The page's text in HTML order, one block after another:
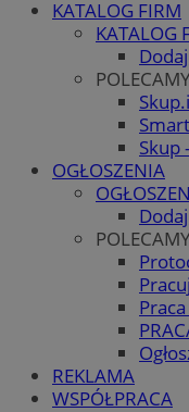
KATALOG FIRM
KATALOG
POLECAMY
Skup
OGŁOSZENIA
POLECAMY
REKLAMA
WSPÓŁPRACA